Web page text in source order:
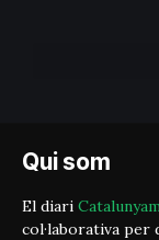
Qui som
El diari
col·laborativa per